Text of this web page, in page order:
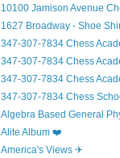
10100 Jamison Avenue
1627 Broadway - Shoe
347-307-7834 Chess
347-307-7834 Chess
347-307-7834 Chess
347-307-7834 Chess
Algebra Based General
Alite Album ❤️
America's Views ✈